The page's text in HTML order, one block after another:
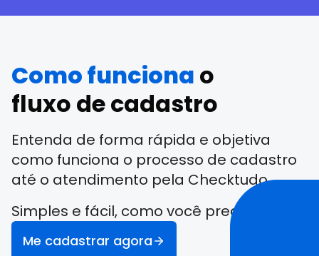
Como funciona o
fluxo de cadastro
Entenda de forma rápida e objetiva
como funciona o processo de cadastro
até o atendimento pela Checktudo.
Simples e fácil, como você precisa!
Me cadastrar agora